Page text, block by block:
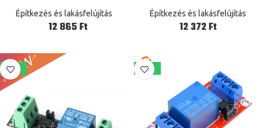
C200 9-967081-1 968402-1 1-
967642-1
Építkezés és lakásfelújítás
Ft
6V 9v 12V
Építkezés és lakásfelújítás
Ft
-41% -41%